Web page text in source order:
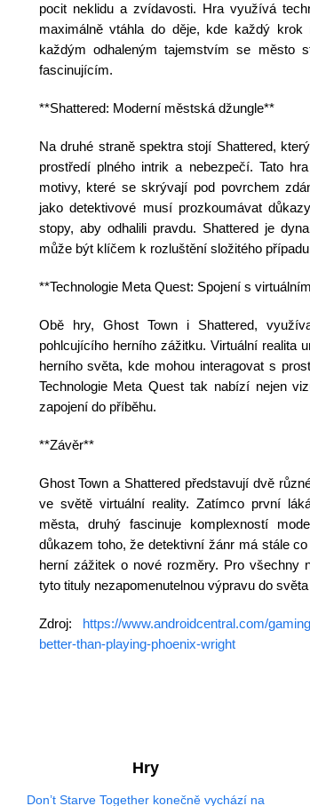
pocit neklidu a zvídavosti. Hra využívá
maximálně vtáhla do děje, kde každý
každým odhaleným tajemstvím se město
fascinujícím.
**Shattered: Moderní městská džungle**
Na druhé straně spektra stojí Shattered,
prostředí plného intrik a nebezpečí. Tato
motivy, které se skrývají pod povrchem
jako detektivové musí prozkoumávat
stopy, aby odhalili pravdu. Shattered je
může být klíčem k rozluštění složitého
**Technologie Meta Quest: Spojení s
Obě hry, Ghost Town i Shattered,
pohlcujícího herního zážitku. Virtuální realita
herního světa, kde mohou interagovat s
Technologie Meta Quest tak nabízí nejen
zapojení do příběhu.
**Závěr**
Ghost Town a Shattered představují dvě
ve světě virtuální reality. Zatímco první
města, druhý fascinuje komplexností
důkazem toho, že detektivní žánr má stále
herní zážitek o nové rozměry. Pro všechny
tyto tituly nezapomenutelnou výpravu do
Zdroj: https://www.androidcentral.com/
better-than-playing-phoenix-wright
Hry
Don’t Starve Together konečně vychází na